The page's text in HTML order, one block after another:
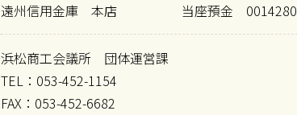
遠州信用金庫 本店
当座預金 0014280
浜松商工会議所 団体運営課
TEL：053-452-1154
FAX：053-452-6682